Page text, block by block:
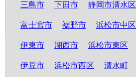
三島市 下田市 静岡市清水区
富士宮市 裾野市 浜松市中区
伊東市 湖西市 浜松市東区
伊豆市 浜松市西区 清水町